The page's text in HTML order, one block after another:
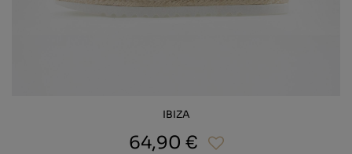
IBIZA
64,90 €